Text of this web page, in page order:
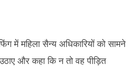
में महिला सैन्य अधिकारियों को सामने
और कहा कि न तो वह पीड़ित